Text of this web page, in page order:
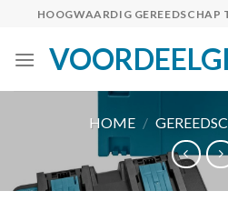
content
HOOGWAARDIG GEREEDSCHAP
HOME /